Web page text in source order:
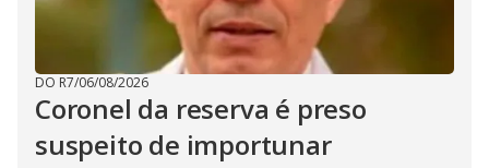
DO R7/06/08/2026
Coronel da reserva é preso
suspeito de importunar